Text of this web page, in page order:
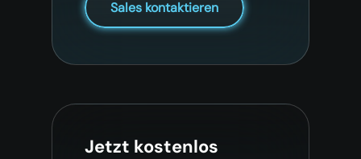
Sales kontaktieren
Jetzt kostenlos